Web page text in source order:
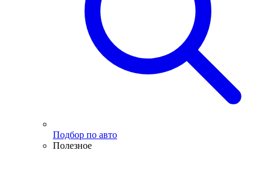
Подбор по авто
Полезное